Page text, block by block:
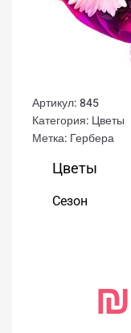
Артикул:845
Категория: Цветы
Метка: Гербера
Цветы
Сезон
₪